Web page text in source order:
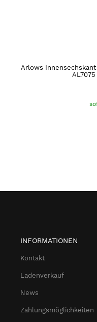
Arlows
INFORMATIONEN
Kontakt
Ladenverkauf
News
Zahlungsmöglichkeiten